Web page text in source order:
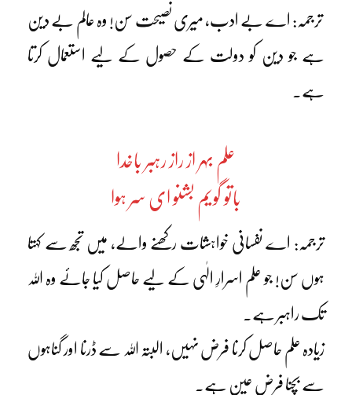
ترجمہ: اے بے ادب، میری نصیحت سن! وہ عالم بے دین
ہے جو دین کو دولت کے حصول کے لیے استعمال کرتا
ہے۔
علم بہر از راز رہبر باخدا
باتو گویم بشنو ای سر ہوا
ترجمہ: اے نفسانی خواہشات رکھنے والے، میں تجھ سے کہتا
ہوں سن! جو علم اسرارِ الٰہی کے لیے حاصل کیا جائے وہ اللہ
تک راہبر ہے۔
زیادہ علم حاصل کرنا فرض نہیں، البتہ اللہ سے ڈرنا اور گناہوں
سے بچنا فرض عین ہے۔